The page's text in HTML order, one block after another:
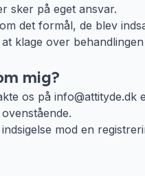
sker på eget ansvar.
det formål, de blev
klage over
mig?
os på info@attityde.dk
mod en